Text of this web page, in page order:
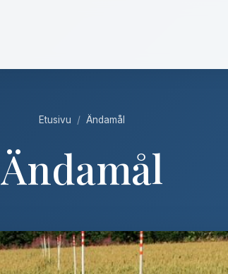
Etusivu / Ändamål
Ändamål